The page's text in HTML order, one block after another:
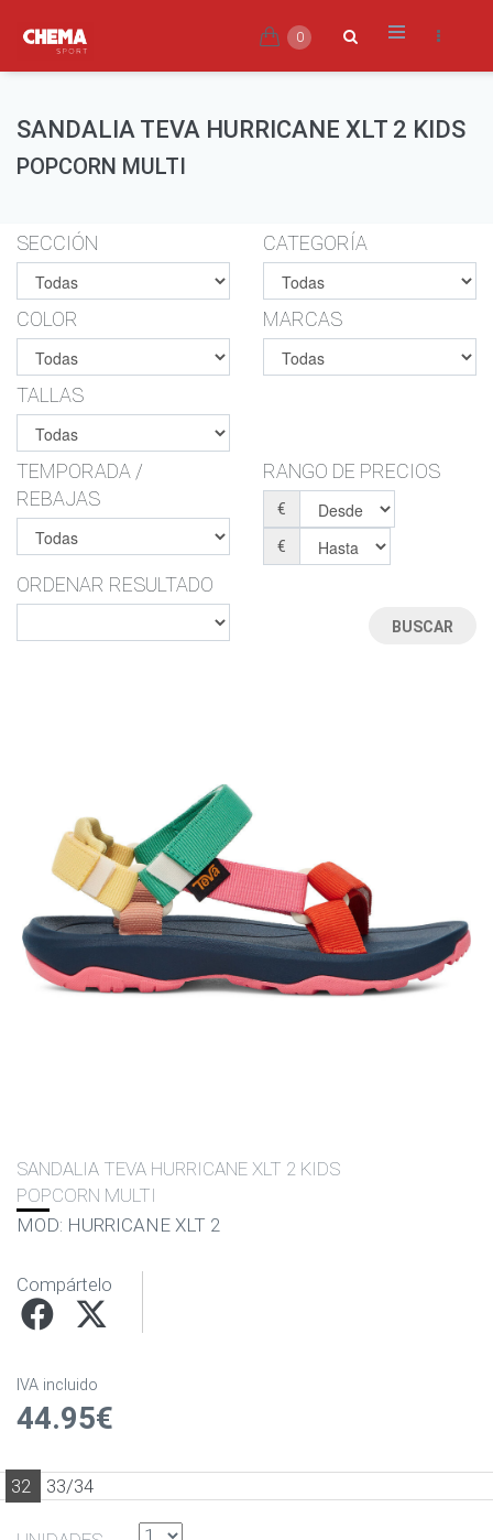
0
SANDALIA TEVA HURRICANE XLT 2 KIDS
POPCORN MULTI
SECCIÓN CATEGORÍA
COLOR MARCAS
TALLAS
TEMPORADA /
REBAJAS
RANGO DE PRECIOS
€
€
ORDENAR RESULTADO
SANDALIA TEVA HURRICANE XLT 2 KIDS
POPCORN MULTI
MOD: HURRICANE XLT 2
Compártelo
IVA incluido
44.95€
32 33/34